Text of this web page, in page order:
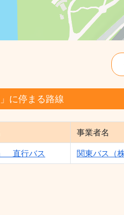
に停まる路線
事業者名
直行バス 関東バス（株